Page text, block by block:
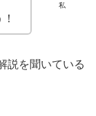
私
説を聞いている